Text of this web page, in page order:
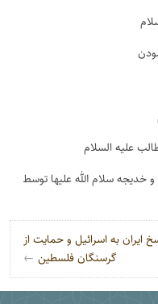
علیه السلام
و خدیجه سلام ﷲ علیها توسط
ایران به اسرائیل و حمایت از
گرسنگان فلسطین ←